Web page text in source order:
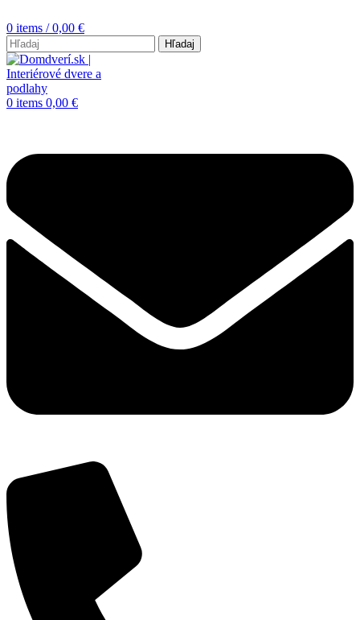
0 items / 0,00 €
Hľadaj
0 items 0,00 €